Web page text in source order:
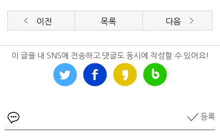
이전 목록 다음
이 글을 내 SNS에 전송하고 댓글도 동시에 작성할 수 있어요!
등록